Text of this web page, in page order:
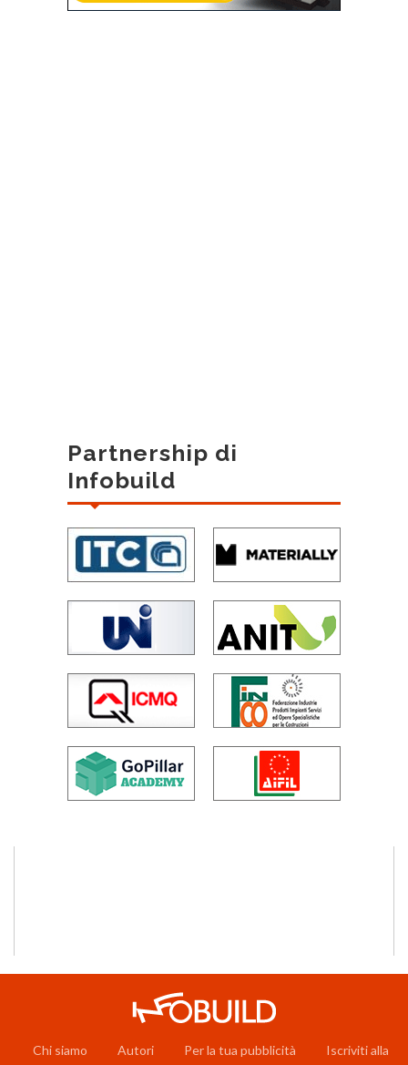
Partnership di
Infobuild
Chi siamo Autori Per la tua pubblicità
Iscriviti alla